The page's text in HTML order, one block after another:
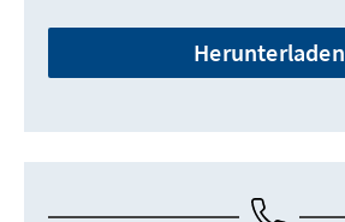
Herunterladen